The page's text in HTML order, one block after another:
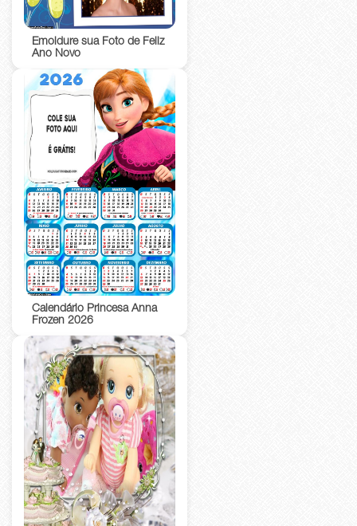
Emoldure sua Foto de Feliz
Ano Novo
Calendário Princesa Anna
Frozen 2026